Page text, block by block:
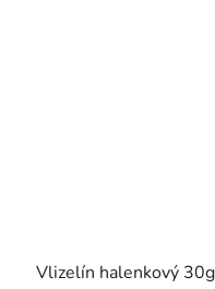
Vlizelín halenkový